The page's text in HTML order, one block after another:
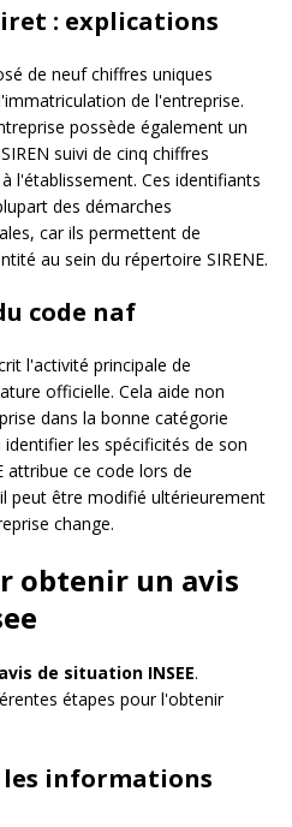
: explications
de neuf chiffres uniques
de l'entreprise.
possède également un
suivi de cinq chiffres
l'établissement. Ces identifiants
des démarches
car ils permettent de
au sein du répertoire SIRENE.
code naf
l'activité principale de
officielle. Cela aide non
dans la bonne catégorie
les spécificités de son
attribue ce code lors de
peut être modifié ultérieurement
change.
obtenir un avis
avis de situation INSEE.
étapes pour l'obtenir
les informations